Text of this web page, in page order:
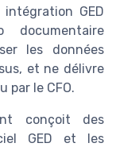
GED
les données
et ne délivre
par le CFO.
conçoit des
GED et les